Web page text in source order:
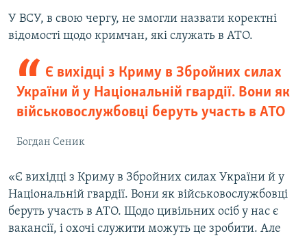
У ВСУ, в свою чергу, не змогли назвати коректні
відомості щодо кримчан, які служать в АТО.
Є вихідці з Криму в Збройних силах
України й у Національній гвардії. Вони як
військовослужбовці беруть участь в АТО
Богдан Сеник
«Є вихідці з Криму в Збройних силах України й у
Національній гвардії. Вони як військовослужбовці
беруть участь в АТО. Щодо цивільних осіб у нас є
вакансії, і охочі служити можуть це зробити. Але